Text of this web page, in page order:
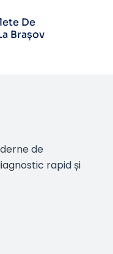
De
Brașov
de
rapid și